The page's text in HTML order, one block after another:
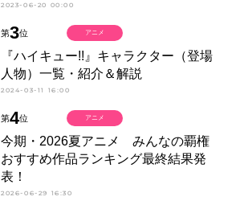
2023-06-20 00:00
第3位
『ハイキュー!!』キャラクター（登場
人物）一覧・紹介＆解説
2024-03-11 16:00
アニメ
第4位
今期・2026夏アニメ みんなの覇権
おすすめ作品ランキング最終結果発
表！
2026-06-29 16:30
アニメ